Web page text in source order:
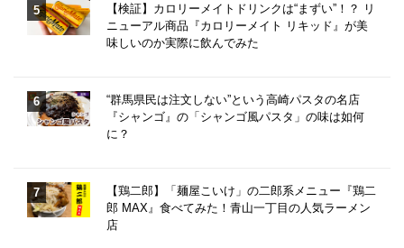
【検証】カロリーメイトドリンクは“まずい”！？ リ
ニューアル商品『カロリーメイト リキッド』が美
味しいのか実際に飲んでみた
“群馬県民は注文しない”という高崎パスタの名店
『シャンゴ』の「シャンゴ風パスタ」の味は如何
に？
【鶏二郎】「麺屋こいけ」の二郎系メニュー『鶏二
郎 MAX』食べてみた！青山一丁目の人気ラーメン
店